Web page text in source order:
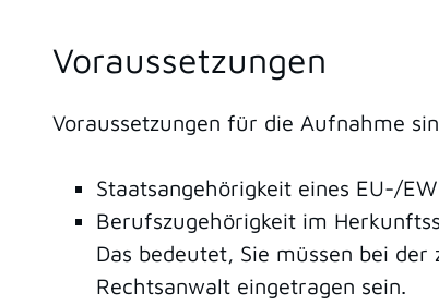
Voraussetzungen
Voraussetzungen für die Aufnahme
Staatsangehörigkeit eines EU-/
Berufszugehörigkeit im
Das bedeutet, Sie müssen bei
Rechtsanwalt eingetragen sein.